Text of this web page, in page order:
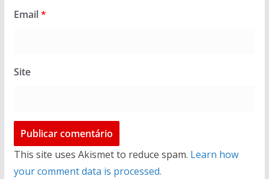
Email*
Site
This site uses Akismet to reduce spam. Learn how
your comment data is processed.